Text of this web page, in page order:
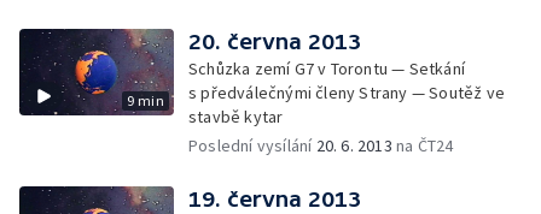
9 min
20. června 2013
Schůzka zemí G7 v Torontu — Setkání
s předválečnými členy Strany — Soutěž ve
stavbě kytar
Poslední vysílání 20. 6. 2013 na ČT24
19. června 2013